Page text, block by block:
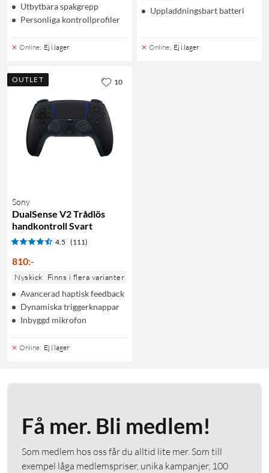
Utbytbara spakgrepp
Personliga kontrollprofiler
Online: Ej i lager
Uppladdningsbart batteri
Online: Ej i lager
OUTLET
Sony
DualSense V2 Trådlös
handkontroll Svart
4.5 (111)
810:-
Nyskick Finns i flera varianter
Avancerad haptisk feedback
Dynamiska triggerknappar
Inbyggd mikrofon
Online: Ej i lager
10
Få mer. Bli medlem!
Som medlem hos oss får du alltid lite mer. Som till
exempel låga medlemspriser, unika kampanjer, 100